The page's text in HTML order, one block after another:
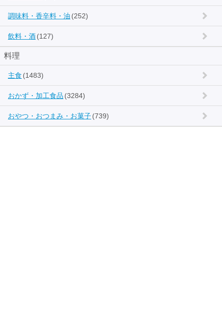
調味料・香辛料・油 (252)
飲料・酒(127)
料理
主食 (1483)
おかず・加工食品 (3284)
おやつ・おつまみ・お菓子(739)